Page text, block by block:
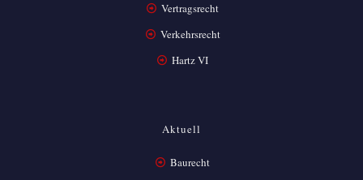
Vertragsrecht
Verkehrsrecht
Hartz VI
Aktuell
Baurecht